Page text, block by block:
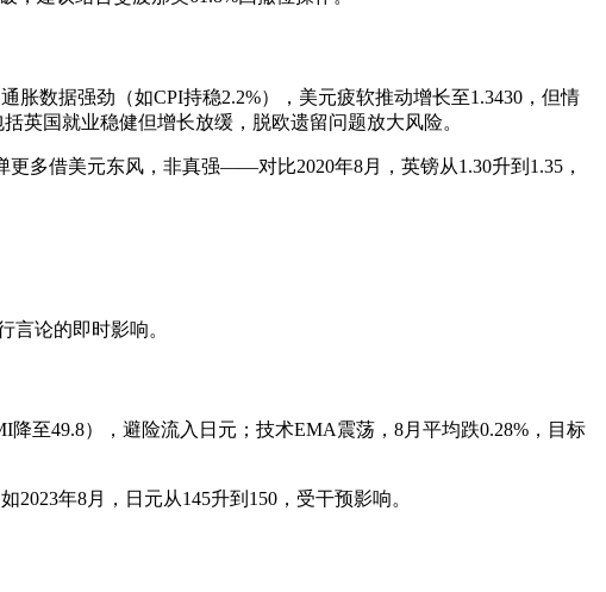
数据强劲（如CPI持稳2.2%），美元疲软推动增长至1.3430，但情
英国就业稳健但增长放缓，脱欧遗留问题放大风险。
更多借美元东风，非真强——对比2020年8月，英镑从1.30升到1.35，
论的即时影响。
至49.8），避险流入日元；技术EMA震荡，8月平均跌0.28%，目标
年8月，日元从145升到150，受干预影响。